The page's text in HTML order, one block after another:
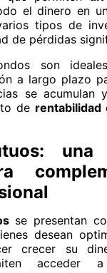
el dinero en
tipos de
de pérdidas
son
a largo plazo
se acumulan
de rentabilidad
una
se presentan
desean
crecer su
acceder